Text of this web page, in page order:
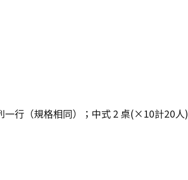
一行（規格相同）；中式 2 桌(×10計20人)